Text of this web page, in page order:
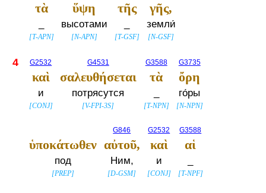
τὰ
[T-APN]
ὕψη
высотами
[N-APN]
τῆς
[T-GSF]
γῆς,
земли́
[N-GSF]
4 G2532
καὶ
и
[CONJ]
G4531
σαλευθήσεται
потрясутся
[V-FPI-3S]
G3588
τὰ
[T-NPN]
G3735
ὄρη
го́ры
[N-NPN]
ὑποκάτωθεν
под
[PREP]
G846
αὐτοῦ,
Ним,
[D-GSM]
G2532
καὶ
и
[CONJ]
G3588
αἱ
[T-NPF]